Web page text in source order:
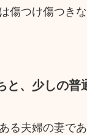
傷つけ傷つき
と、少しの普
る夫婦の妻で